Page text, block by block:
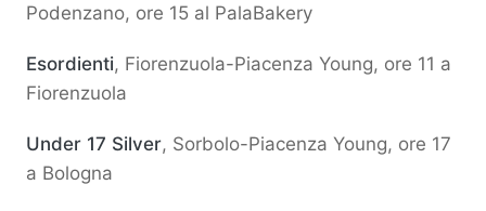
Podenzano, ore 15 al PalaBakery
Esordienti, Fiorenzuola-Piacenza Young, ore 11 a
Fiorenzuola
Under 17 Silver, Sorbolo-Piacenza Young, ore 17
a Bologna